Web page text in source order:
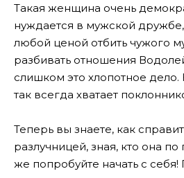
Такая женщина очень
нуждается в мужской
любой ценой отбить чужого
разбивать отношения
слишком это хлопотное дело.
так всегда хватает
Теперь вы знаете, как
разлучницей, зная, кто она
же попробуйте начать с себя!